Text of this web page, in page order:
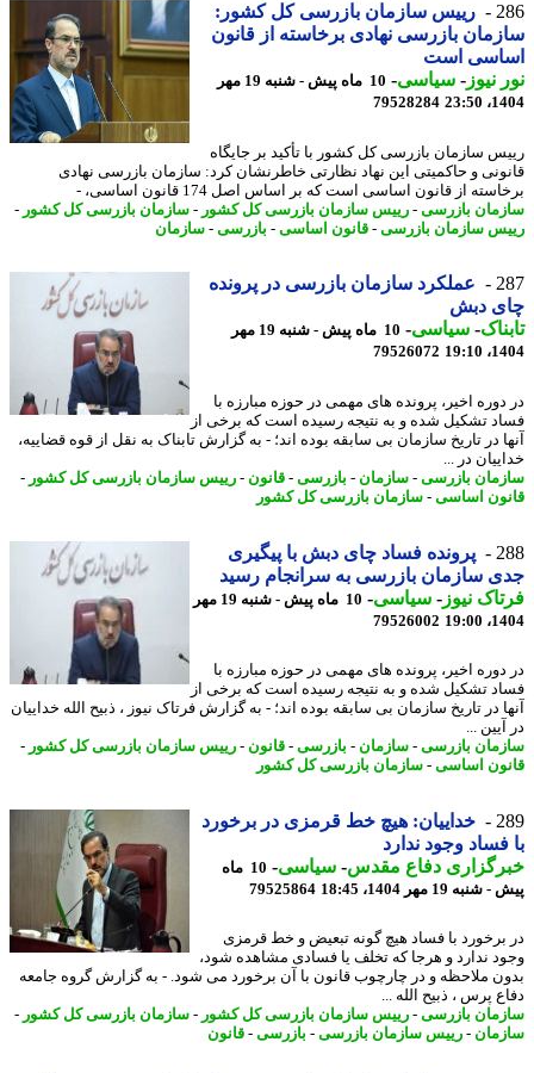
رییس سازمان بازرسی کل کشور:
بازرسی نهادی برخاسته از قانون
است
نیوز-سیاسی-
10 ماه پیش - شنبه 19 مهر
79528284
سازمان بازرسی کل کشور با تأکید بر جایگاه
و حاکمیتی این نهاد نظارتی خاطرنشان کرد: سازمان بازرسی نهادی
از قانون اساسی است که بر اساس اصل 174 قانون اساسی، -
بازرسی -رییس سازمان بازرسی کل کشور-سازمان بازرسی کل کشور-
سازمان بازرسی -قانون اساسی-بازرسی -سازمان
عملکرد سازمان بازرسی در پرونده
دبش
-سیاسی-
10 ماه پیش - شنبه 19 مهر
79526072
اخیر، پرونده های مهمی در حوزه مبارزه با
تشکیل شده و به نتیجه رسیده است که برخی از
در تاریخ سازمان بی سابقه بوده اند؛ - به گزارش تابناک به نقل از قوه قضاییه،
در ...
بازرسی -سازمان -بازرسی -قانون-رییس سازمان بازرسی کل کشور-
اساسی-سازمان بازرسی کل کشور
پرونده فساد چای دبش با پیگیری
سازمان بازرسی به سرانجام رسید
نیوز-سیاسی-
10 ماه پیش - شنبه 19 مهر
79526002
اخیر، پرونده های مهمی در حوزه مبارزه با
تشکیل شده و به نتیجه رسیده است که برخی از
در تاریخ سازمان بی سابقه بوده اند؛ - به گزارش فرتاک نیوز ، ذبیح الله خداییان
...
بازرسی -سازمان -بازرسی -قانون-رییس سازمان بازرسی کل کشور-
اساسی-سازمان بازرسی کل کشور
خداییان: هیچ خط قرمزی در برخورد
وجود ندارد
دفاع مقدس-سیاسی-
10 ماه
19 مهر 1404، 18:45
79525864
با فساد هیچ گونه تبعیض و خط قرمزی
ندارد و هرجا که تخلف یا فسادی مشاهده شود،
ملاحظه و در چارچوب قانون با آن برخورد می شود. - به گزارش گروه جامعه
پرس ، ذبیح الله ...
بازرسی -رییس سازمان بازرسی کل کشور-سازمان بازرسی کل کشور-
-رییس سازمان بازرسی -بازرسی -قانون